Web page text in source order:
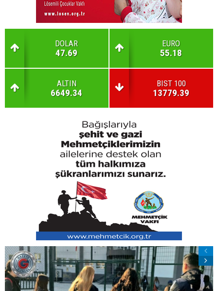
DOLAR
47.69
EURO
55.18
ALTIN
6649.34
BIST 100
13779.39